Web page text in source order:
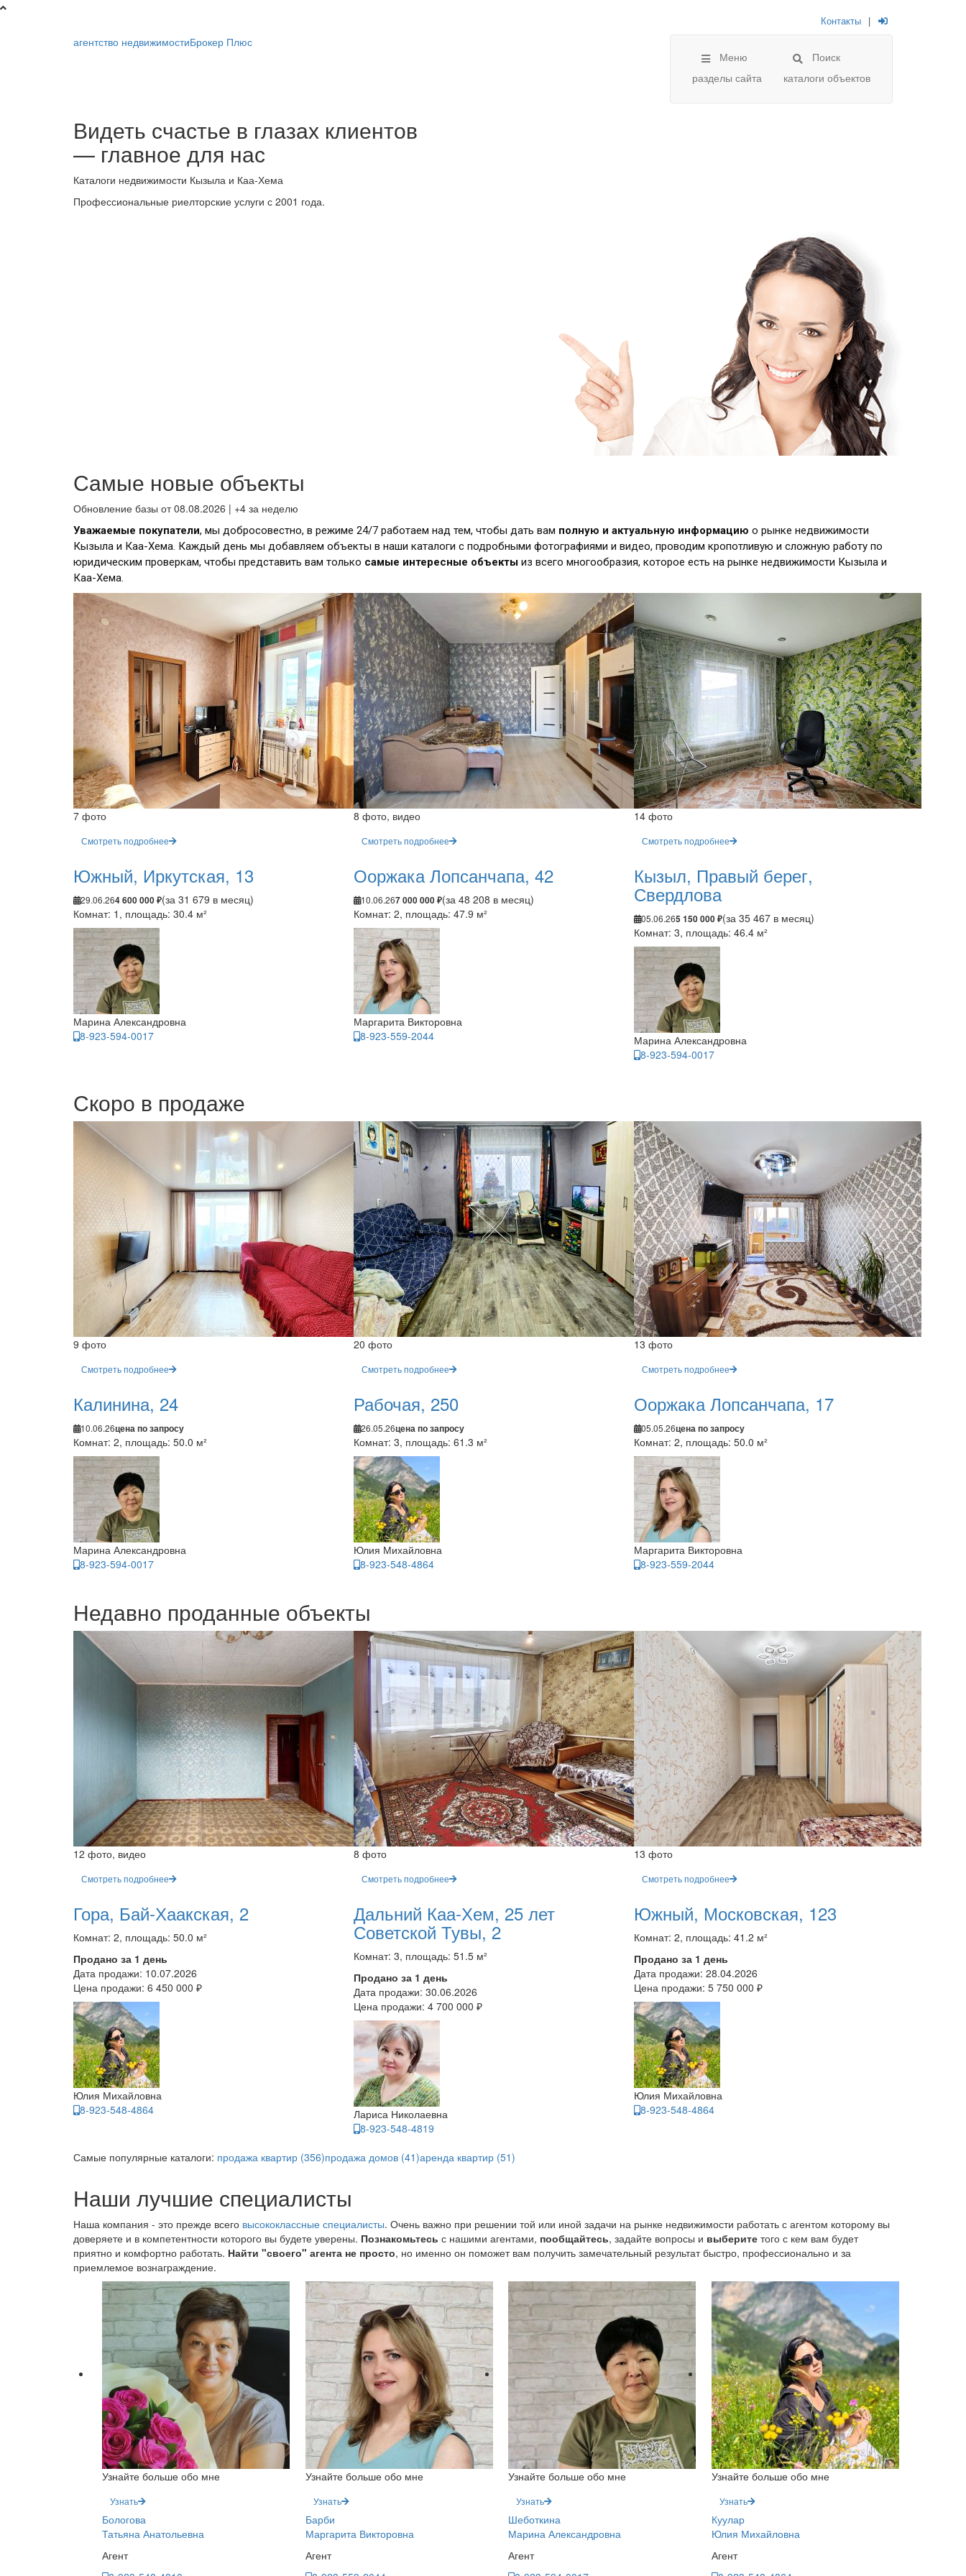
Контакты |
Меню
разделы сайта
Поиск
каталоги объектов
агентство недвижимостиБрокер Плюс
Брокер
риелторская
Видеть счастье в глазах клиентов
— главное для нас
Каталоги недвижимости Кызыла и Каа-Хема
Профессиональные риелторские услуги с 2001 года.
Самые новые объекты
Обновление базы от 08.08.2026 | +4 за неделю
Уважаемые покупатели, мы добросовестно, в режиме 24/7 работаем над тем, чтобы дать вам полную и актуальную информацию о рынке недвижимости
Кызыла и Каа-Хема. Каждый день мы добавляем объекты в наши каталоги с подробными фотографиями и видео, проводим кропотливую и сложную работу по
юридическим проверкам, чтобы представить вам только самые интересные объекты из всего многообразия, которое есть на рынке недвижимости Кызыла и
Каа-Хема.
7 фото
Смотреть подробнее
Южный, Иркутская, 13
29.06.264 600 000 ₽(за 31 679 в месяц)
Комнат: 1, площадь: 30.4 м²
Марина Александровна
8-923-594-0017
8 фото, видео
Смотреть подробнее
Ооржака Лопсанчапа, 42
10.06.267 000 000 ₽(за 48 208 в месяц)
Комнат: 2, площадь: 47.9 м²
Маргарита Викторовна
8-923-559-2044
14 фото
Смотреть подробнее
Кызыл, Правый берег,
Свердлова
05.06.265 150 000 ₽(за 35 467 в месяц)
Комнат: 3, площадь: 46.4 м²
Марина Александровна
8-923-594-0017
Скоро в продаже
9 фото
Смотреть подробнее
Калинина, 24
10.06.26цена по запросу
Комнат: 2, площадь: 50.0 м²
Марина Александровна
8-923-594-0017
20 фото
Смотреть подробнее
Рабочая, 250
26.05.26цена по запросу
Комнат: 3, площадь: 61.3 м²
Юлия Михайловна
8-923-548-4864
13 фото
Смотреть подробнее
Ооржака Лопсанчапа, 17
05.05.26цена по запросу
Комнат: 2, площадь: 50.0 м²
Маргарита Викторовна
8-923-559-2044
Недавно проданные объекты
12 фото, видео
Смотреть подробнее
Гора, Бай-Хаакская, 2
Комнат: 2, площадь: 50.0 м²
Продано за 1 день
Дата продажи: 10.07.2026
Цена продажи: 6 450 000 ₽
Юлия Михайловна
8-923-548-4864
8 фото
Смотреть подробнее
Дальний Каа-Хем, 25 лет
Советской Тувы, 2
Комнат: 3, площадь: 51.5 м²
Продано за 1 день
Дата продажи: 30.06.2026
Цена продажи: 4 700 000 ₽
Лариса Николаевна
8-923-548-4819
13 фото
Смотреть подробнее
Южный, Московская, 123
Комнат: 2, площадь: 41.2 м²
Продано за 1 день
Дата продажи: 28.04.2026
Цена продажи: 5 750 000 ₽
Юлия Михайловна
8-923-548-4864
Самые популярные каталоги: продажа квартир (356)продажа домов (41)аренда квартир (51)
Наши лучшие специалисты
Наша компания - это прежде всего высококлассные специалисты. Очень важно при решении той или иной задачи на рынке недвижимости работать с агентом которому вы
доверяете и в компетентности которого вы будете уверены. Познакомьтесь с нашими агентами, пообщайтесь, задайте вопросы и выберите того с кем вам будет
приятно и комфортно работать. Найти "своего" агента не просто, но именно он поможет вам получить замечательный результат быстро, профессионально и за
приемлемое вознаграждение.
Узнайте больше обо мне
Узнать
Бологова
Татьяна Анатольевна
Агент
Узнайте больше обо мне
Узнать
Барби
Маргарита Викторовна
Агент
Узнайте больше обо мне
Узнать
Шеботкина
Марина Александровна
Агент
Узнайте больше обо мне
Узнать
Куулар
Юлия Михайловна
Агент